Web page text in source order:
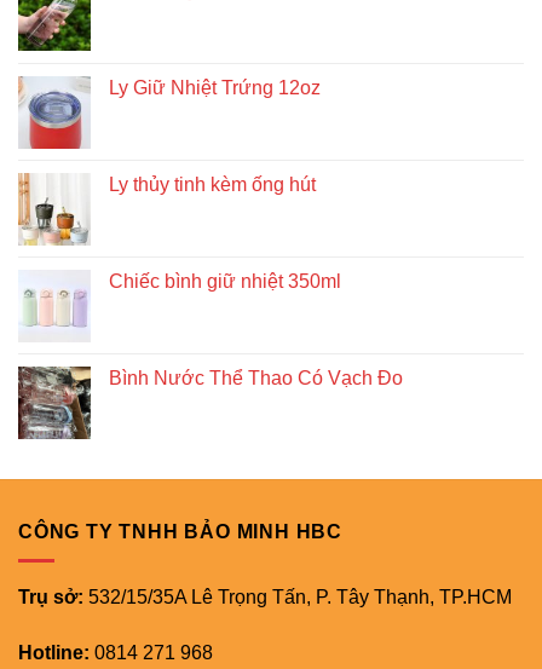
Ly Giữ Nhiệt Trứng 12oz
Ly thủy tinh kèm ống hút
Chiếc bình giữ nhiệt 350ml
Bình Nước Thể Thao Có Vạch Đo
CÔNG TY TNHH BẢO MINH HBC
Trụ sở: 532/15/35A Lê Trọng Tấn, P. Tây Thạnh, TP.HCM
Hotline: 0814 271 968